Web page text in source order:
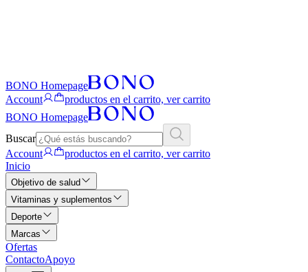
BONO Homepage
Account
productos en el carrito, ver carrito
BONO Homepage
Buscar
Account
productos en el carrito, ver carrito
Inicio
Objetivo de salud
Vitaminas y suplementos
Deporte
Marcas
Ofertas
ContactoApoyo